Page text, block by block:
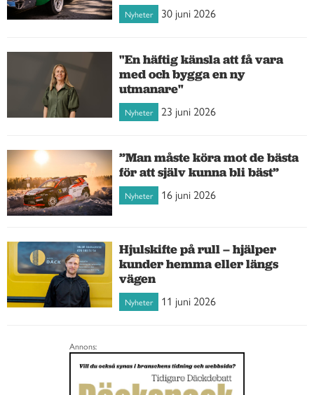
Nyheter 30 juni 2026
"En häftig känsla att få vara
med och bygga en ny
utmanare"
Nyheter 23 juni 2026
”Man måste köra mot de bästa
för att själv kunna bli bäst”
Nyheter 16 juni 2026
Hjulskifte på rull – hjälper
kunder hemma eller längs
vägen
Nyheter 11 juni 2026
Annons: